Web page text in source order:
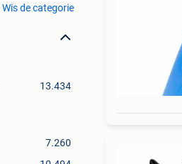
Wis de categorie
13.434
7.260